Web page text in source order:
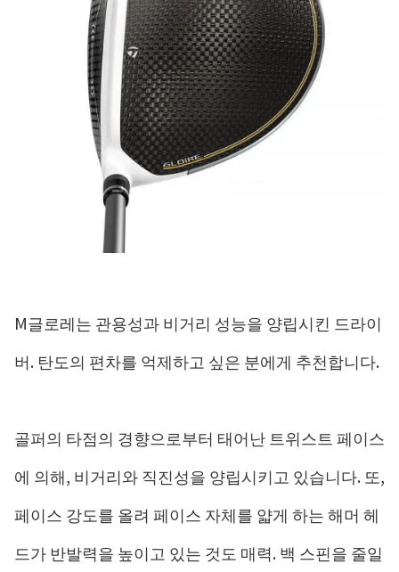
M글로레는 관용성과 비거리 성능을 양립시킨 드라이
버. 탄도의 편차를 억제하고 싶은 분에게 추천합니다.
골퍼의 타점의 경향으로부터 태어난 트위스트 페이스
에 의해, 비거리와 직진성을 양립시키고 있습니다. 또,
페이스 강도를 올려 페이스 자체를 얇게 하는 해머 헤
드가 반발력을 높이고 있는 것도 매력. 백 스핀을 줄일